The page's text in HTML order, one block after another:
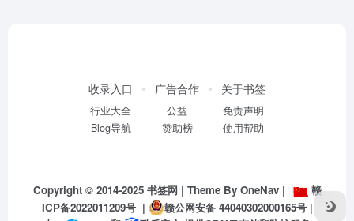
收录入口
行业大全
Blog导航
广告合作
公益
赞助榜
关于书签
免责声明
使用帮助
Copyright © 2014-2025 书签网 | Theme By OneNav|
赣
ICP备2022011209号| 赣公网安备 44040302000165号|